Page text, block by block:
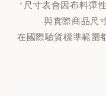
* 尺寸表會因布料彈
與實際商品尺
在國際驗貨標準範圍